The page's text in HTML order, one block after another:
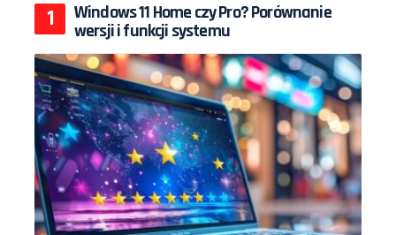
Windows 11 Home czy Pro? Porównanie
wersji i funkcji systemu